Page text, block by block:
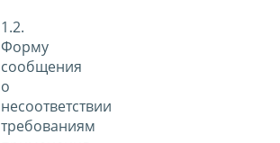
1.2.
Форму
сообщения
о
несоответствии
требованиям